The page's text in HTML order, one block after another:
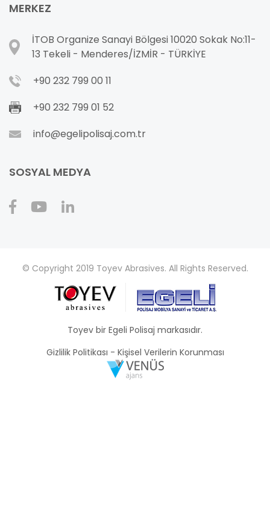
MERKEZ
İTOB Organize Sanayi Bölgesi 10020 Sokak No:11-
13 Tekeli - Menderes/İZMİR - TÜRKİYE
+90 232 799 00 11
+90 232 799 01 52
info@egelipolisaj.com.tr
SOSYAL MEDYA
© Copyright 2019 Toyev Abrasives. All Rights Reserved.
Toyev bir Egeli Polisaj markasıdır.
Gizlilik Politikası - Kişisel Verilerin Korunması